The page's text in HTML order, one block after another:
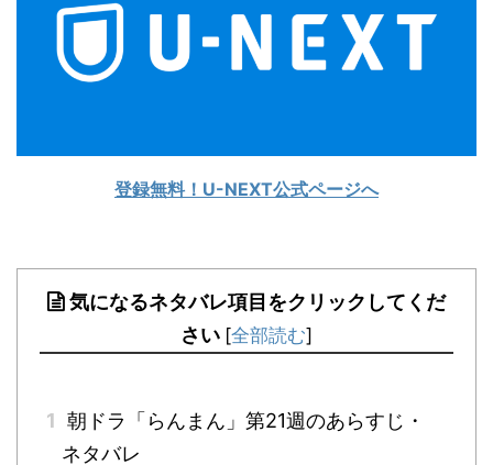
登録無料！U-NEXT公式ページへ
気になるネタバレ項目をクリックしてくだ
さい [全部読む]
1 朝ドラ「らんまん」第21週のあらすじ・
ネタバレ